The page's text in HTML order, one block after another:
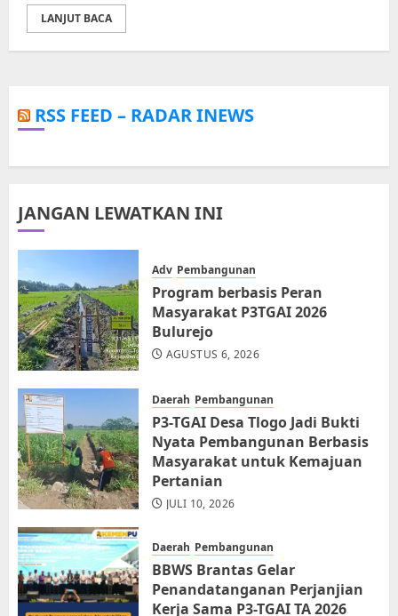
LANJUT BACA
RSS FEED – RADAR INEWS
JANGAN LEWATKAN INI
Adv Pembangunan
Program berbasis Peran
Masyarakat P3TGAI 2026
Bulurejo
AGUSTUS 6, 2026
Daerah Pembangunan
P3-TGAI Desa Tlogo Jadi Bukti
Nyata Pembangunan Berbasis
Masyarakat untuk Kemajuan
Pertanian
JULI 10, 2026
Daerah Pembangunan
BBWS Brantas Gelar
Penandatanganan Perjanjian
Kerja Sama P3-TGAI TA 2026